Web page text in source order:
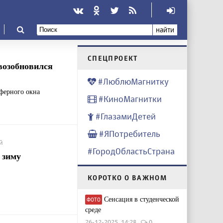
найти
окна
CПЕЦПРОЕКТ
#ЛюблюМагнитку
#КиноМагнитки
#ГлазамиДетей
#ЯПотребитель
#ГородОбластьСтрана
КОРОТКО О ВАЖНОМ
ФОТО Сенсация в студенческой
среде